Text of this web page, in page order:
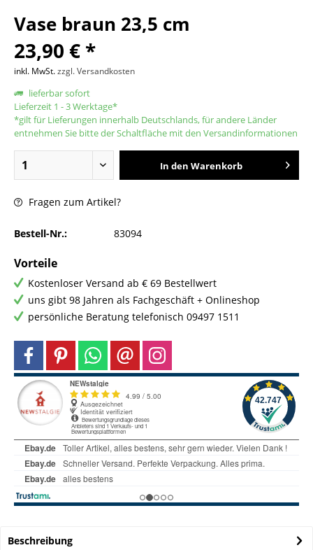
Vase braun 23,5 cm
23,90 € *
inkl. MwSt.zzgl. Versandkosten
lieferbar sofort
Lieferzeit 1 - 3 Werktage*
*gilt für Lieferungen innerhalb Deutschlands, für andere Länder
entnehmen Sie bitte der Schaltfläche mit den Versandinformationen
In den Warenkorb
Fragen zum Artikel?
Bestell-Nr.: 83094
Vorteile
Kostenloser Versand ab € 69 Bestellwert
uns gibt 98 Jahren als Fachgeschäft + Onlineshop
persönliche Beratung telefonisch 09497 1511
Beschreibung